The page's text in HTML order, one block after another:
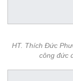
HT. Thích Đức
công đức